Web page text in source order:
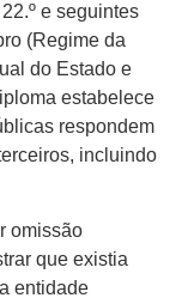
e seguintes
(Regime da
do Estado e
estabelece
respondem
incluindo
omissão
que existia
entidade